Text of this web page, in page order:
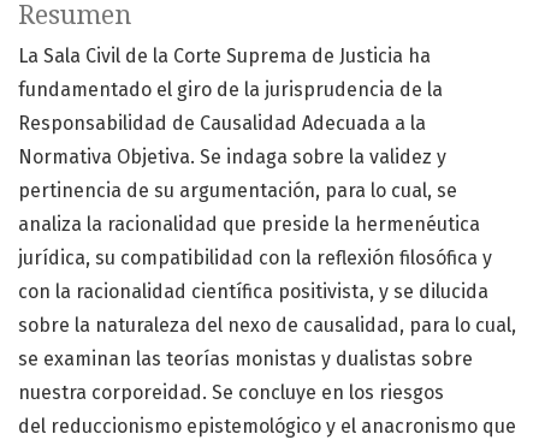
Resumen
La Sala Civil de la Corte Suprema de Justicia ha
fundamentado el giro de la jurisprudencia de la
Responsabilidad de Causalidad Adecuada a la
Normativa Objetiva. Se indaga sobre la validez y
pertinencia de su argumentación, para lo cual, se
analiza la racionalidad que preside la hermenéutica
jurídica, su compatibilidad con la reflexión filosófica y
con la racionalidad científica positivista, y se dilucida
sobre la naturaleza del nexo de causalidad, para lo cual,
se examinan las teorías monistas y dualistas sobre
nuestra corporeidad. Se concluye en los riesgos
del reduccionismo epistemológico y el anacronismo que